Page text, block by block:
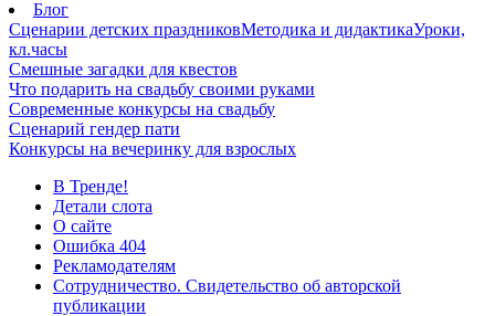
Блог
Сценарии детских праздниковМетодика и дидактикаУроки,
кл.часы
Смешные загадки для квестов
Что подарить на свадьбу своими руками
Современные конкурсы на свадьбу
Сценарий гендер пати
Конкурсы на вечеринку для взрослых
В Тренде!
Детали слота
О сайте
Ошибка 404
Рекламодателям
Сотрудничество. Свидетельство об авторской
публикации